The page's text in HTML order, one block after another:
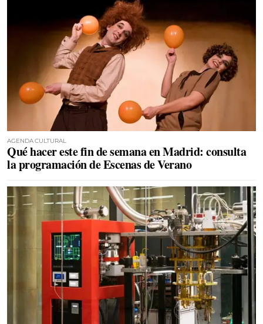
AGENDA CULTURAL
Qué hacer este fin de semana en Madrid: consulta
la programación de Escenas de Verano